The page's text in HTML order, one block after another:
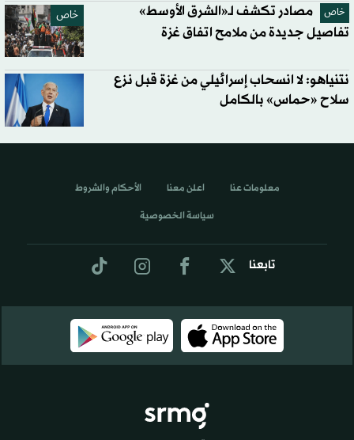
خاص خاص
مصادر تكشف لـ«الشرق الأوسط»
تفاصيل جديدة من ملامح اتفاق غزة
نتنياهو: لا انسحاب إسرائيلي من غزة قبل نزع
سلاح «حماس» بالكامل
تابعنا
معلومات عنا اعلن معنا الأحكام والشروط
سياسة الخصوصية